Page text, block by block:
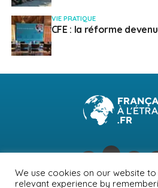
VIE PRATIQUE
CFE : la réforme
We use cookies on our website
relevant experience by